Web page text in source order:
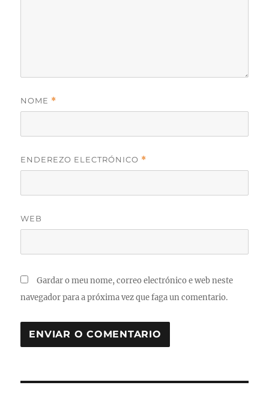
NOME *
ENDEREZO ELECTRÓNICO *
WEB
Gardar o meu nome, correo electrónico e web neste
navegador para a próxima vez que faga un comentario.